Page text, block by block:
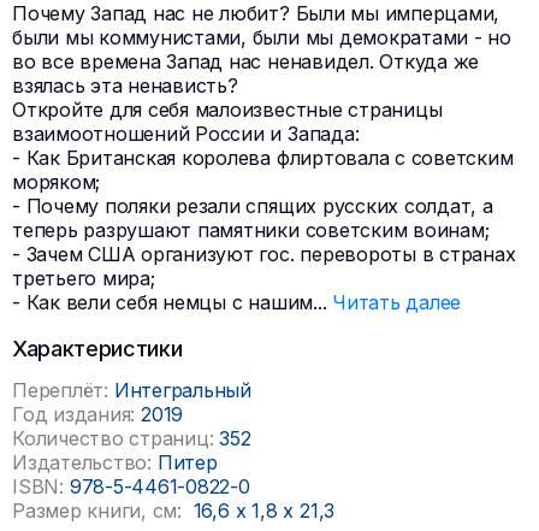
Почему Запад нас не любит? Были мы имперцами,
были мы коммунистами, были мы демократами - но
во все времена Запад нас ненавидел. Откуда же
взялась эта ненависть?
Откройте для себя малоизвестные страницы
взаимоотношений России и Запада:
- Как Британская королева флиртовала с советским
моряком;
- Почему поляки резали спящих русских солдат, а
теперь разрушают памятники советским воинам;
- Зачем США организуют гос. перевороты в странах
третьего мира;
- Как вели себя немцы с нашим... Читать далее
Характеристики
Переплёт: Интегральный
Год издания: 2019
Количество страниц: 352
Издательство: Питер
ISBN: 978-5-4461-0822-0
Размер книги, см: 16,6 x 1,8x 21,3